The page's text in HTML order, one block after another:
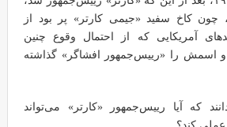
چون کاخ سفید «جیمی کارتر» پر بود از
آمریکایی که از احتمال وقوع چنین
و اسمش را «رییس‌جمهور افشاگر» گذاشته
که آیا رییس‌جمهور «کارتر» می‌تواند